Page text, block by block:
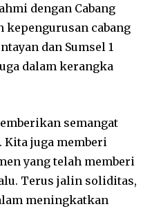
dengan Cabang
kepengurusan cabang
dan Sumsel 1
dalam kerangka
semangat
Kita juga memberi
yang telah memberi
Terus jalin soliditas,
meningkatkan